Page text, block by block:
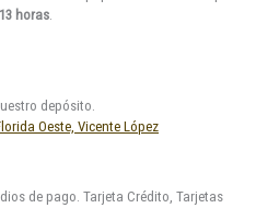
horas.
depósito.
Oeste, Vicente López
de pago. Tarjeta Crédito, Tarjetas